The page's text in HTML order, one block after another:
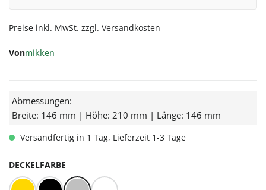
Preise inkl. MwSt. zzgl. Versandkosten
Vonmikken
Abmessungen:
Breite: 146 mm | Höhe: 210 mm | Länge: 146 mm
Versandfertig in 1 Tag, Lieferzeit 1-3 Tage
DECKELFARBE